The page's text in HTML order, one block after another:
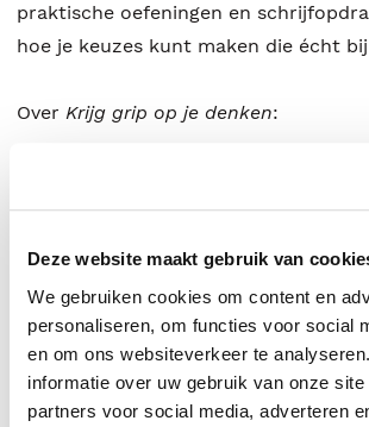
Deze website maakt gebruik van
We gebruiken cookies om content en
personaliseren, om functies voor social
en om ons websiteverkeer te
informatie over uw gebruik van onze site
partners voor social media, adverteren
praktische oefeningen en
hoe je keuzes kunt maken die écht bij
Over Krijg grip op je denken:
‘Een inspirerende gids die je helpt
van emotionele ballast.’ Deepak
te ontdekken en een toekomst te
met onze persoonlijke doelen en
LePera